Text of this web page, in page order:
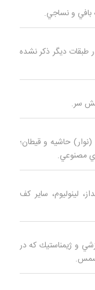
طبقات ديگر ذكر نشده‌
(نوار) حاشيه و قيطان؛
مصنوعي.
لينوليوم، ساير كف
ورزشي و ژيمناستيك كه در